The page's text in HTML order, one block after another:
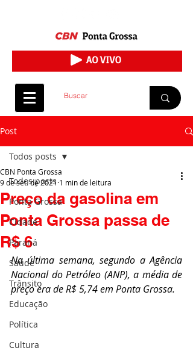
Post
Todos posts
Ponta Grossa
Cidade
Paraná
Saúde
Trânsito
Educação
Política
Cultura
Todos posts
Preço da gasolina em
Ponta Grossa passa de
R$ 6
CBN Ponta Grossa
9 de set. de 2021 1 min de leitura
Na última semana, segundo a Agência
Nacional do Petróleo (ANP), a média de
preço era de R$ 5,74 em Ponta Grossa.